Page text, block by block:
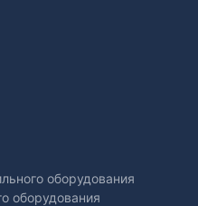
оборудования
оборудования